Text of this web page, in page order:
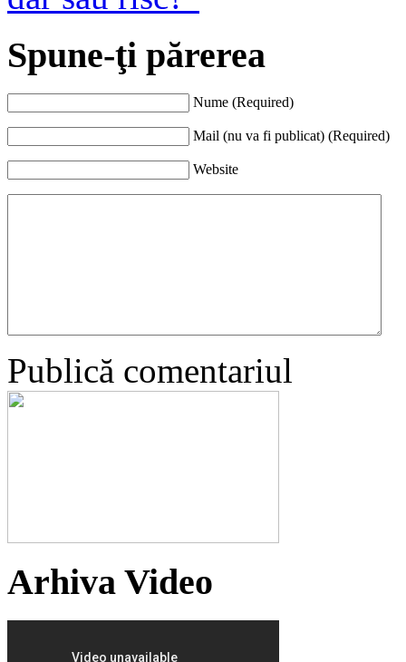
Spune-ţi părerea
Nume (Required)
Mail (nu va fi publicat) (Required)
Website
Publică comentariul
Arhiva Video